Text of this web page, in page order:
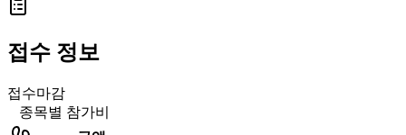
접수 정보
접수마감
종목별 참가비